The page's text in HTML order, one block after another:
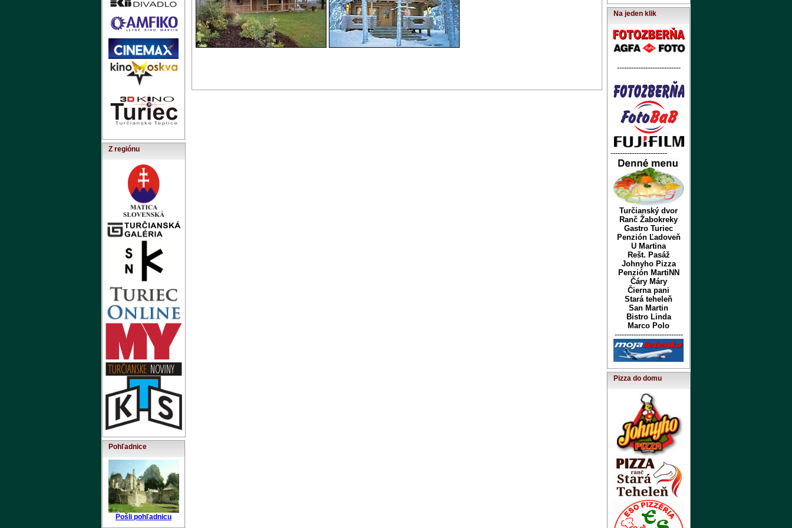
Z regiónu
Pohľadnice
Pošli pohľadnicu
Na jeden klik
---------------------------
------------------------
Turčianský dvor
Ranč Žabokreky
Gastro Turiec
Penzión Ľadoveň
U Martina
Rešt. Pasáž
Johnyho Pizza
Penzión MartiNN
Čáry Máry
Čierna pani
Stará teheleň
San Martin
Bistro Linda
Marco Polo
-----------------------------
Pizza do domu